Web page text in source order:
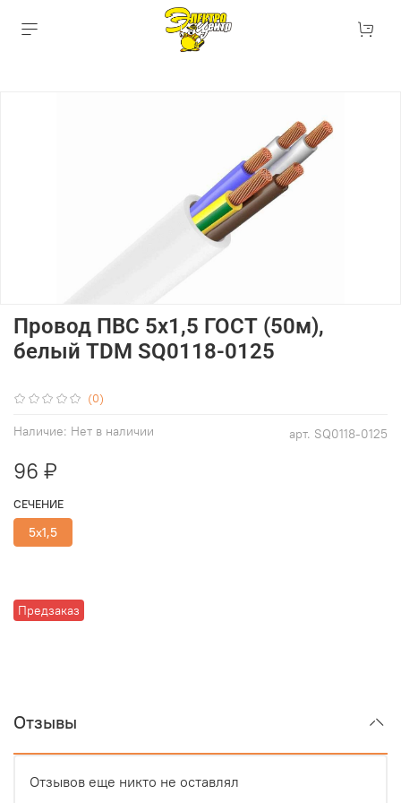
(0)
арт. SQ0118-0125
Наличие: Нет в наличии
Предзаказ
Провод ПВС 5х1,5 ГОСТ (50м),
белый TDM SQ0118-0125
96 ₽
СЕЧЕНИЕ
5х1,5
Отзывы
Отзывов еще никто не оставлял